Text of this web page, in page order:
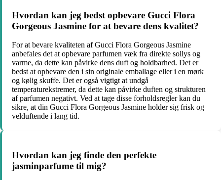
Hvordan kan jeg bedst opbevare Gucci Flora
Gorgeous Jasmine for at bevare dens kvalitet?
For at bevare kvaliteten af Gucci Flora Gorgeous Jasmine
anbefales det at opbevare parfumen væk fra direkte sollys og
varme, da dette kan påvirke dens duft og holdbarhed. Det er
bedst at opbevare den i sin originale emballage eller i en mørk
og kølig skuffe. Det er også vigtigt at undgå
temperaturekstremer, da dette kan påvirke duften og strukturen
af parfumen negativt. Ved at tage disse forholdsregler kan du
sikre, at din Gucci Flora Gorgeous Jasmine holder sig frisk og
velduftende i lang tid.
Hvordan kan jeg finde den perfekte
jasminparfume til mig?